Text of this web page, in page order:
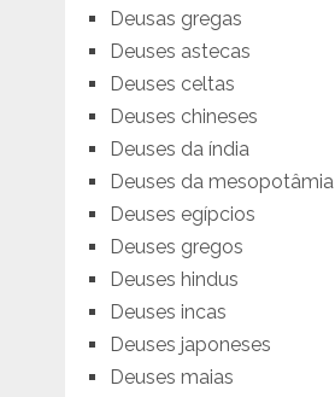
Deusas gregas
Deuses astecas
Deuses celtas
Deuses chineses
Deuses da índia
Deuses da mesopotâmia
Deuses egípcios
Deuses gregos
Deuses hindus
Deuses incas
Deuses japoneses
Deuses maias